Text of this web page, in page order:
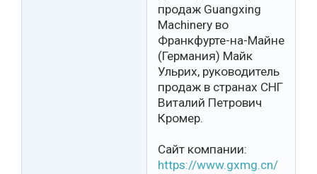
продаж Guangxing
Machinery во
Франкфурте-на-Майне
(Германия) Майк
Ульрих, руководитель
продаж в странах СНГ
Виталий Петрович
Кромер.
Сайт компании:
https://www.gxmg.cn/